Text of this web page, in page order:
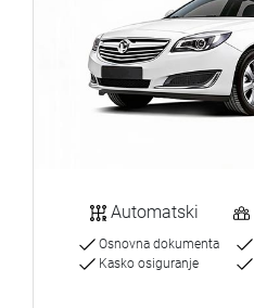
Automatski
Osnovna dokumenta
Kasko osiguranje